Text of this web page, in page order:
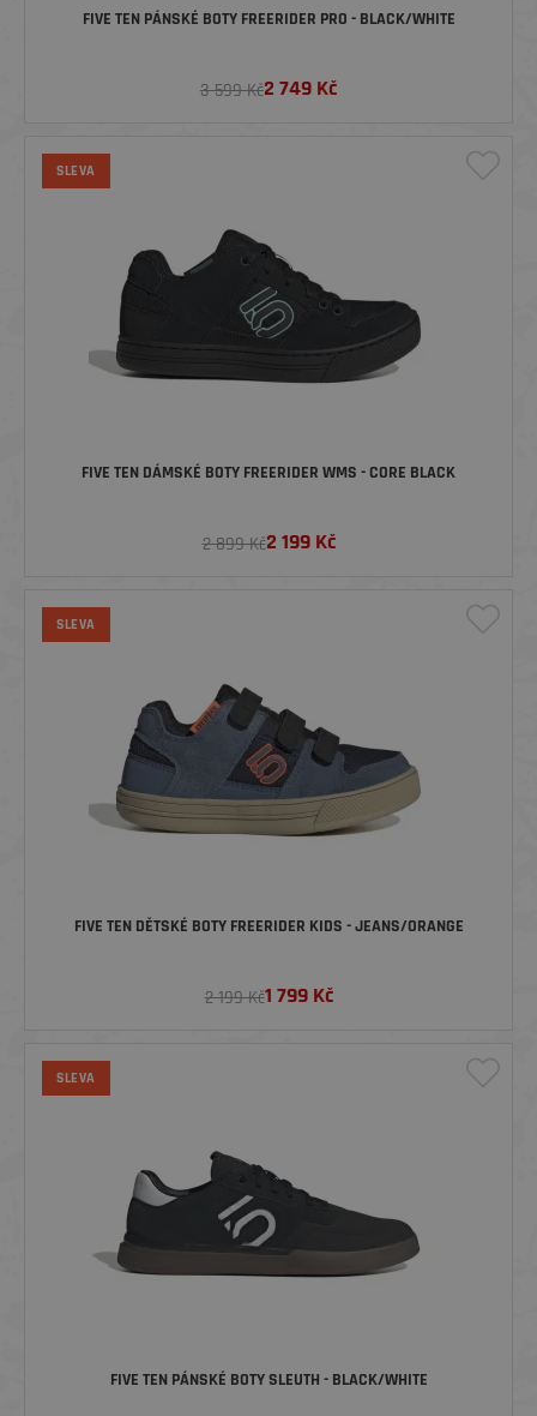
FIVE TEN PÁNSKÉ BOTY FREERIDER PRO - BLACK/WHITE
3 599 Kč2 749 Kč
SLEVA
FIVE TEN DÁMSKÉ BOTY FREERIDER WMS - CORE BLACK
2 899 Kč2 199Kč
SLEVA
FIVE TEN DĚTSKÉ BOTY FREERIDER KIDS - JEANS/ORANGE
2 199 Kč1 799Kč
SLEVA
FIVE TEN PÁNSKÉ BOTY SLEUTH - BLACK/WHITE